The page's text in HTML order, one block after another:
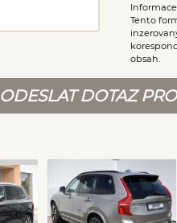
Tento
obsah.
ODESLAT DOTAZ